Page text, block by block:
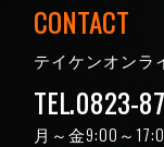
CONTACT
テイケンオンラ
TEL.0823-
月～金9:00～